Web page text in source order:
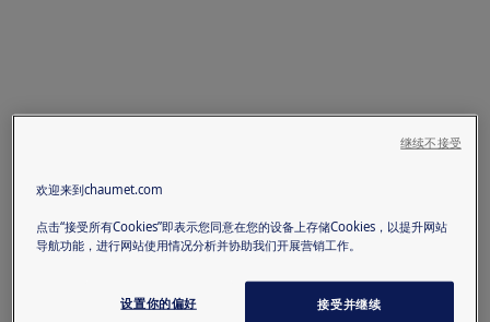
欢迎来到chaumet.com
点击“接受所有Cookies”即表示您同意在您的设备上存储Cookies，以提升网站
导航功能，进行网站使用情况分析并协助我们开展营销工作。
设置你的偏好 接受并继续
继续不接受